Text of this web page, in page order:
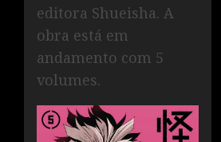
editora Shueisha. A
obra está em
andamento com 5
volumes.